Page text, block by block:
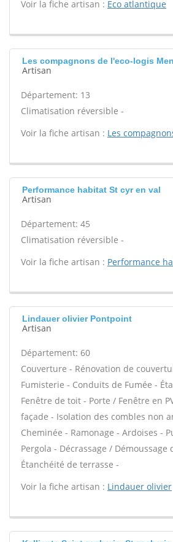
Voir la fiche artisan : Eco atlantique
Les compagnons de l'eco-logis
Artisan
Département: 13
Climatisation réversible -
Voir la fiche artisan : Les
Performance habitat St cyr en val
Artisan
Département: 45
Climatisation réversible -
Voir la fiche artisan : Performance
Lindauer olivier Pontpoint
Artisan
Département: 60
Couverture - Rénovation de
Fumisterie - Conduits de Fumée -
Fenêtre de toit - Porte / Fenêtre en
façade - Isolation des combles non
Cheminée - Ramonage - Ardoises -
Pergola - Décrassage / Démoussage
Étanchéité de terrasse -
Voir la fiche artisan : Lindauer olivier